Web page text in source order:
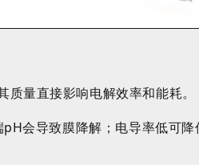
量直接影响电解效率和能耗。
会导致膜降解；电导率低可